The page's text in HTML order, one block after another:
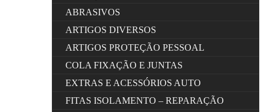
ABRASIVOS
ARTIGOS DIVERSOS
ARTIGOS PROTEÇÃO PESSOAL
COLA FIXAÇÃO E JUNTAS
EXTRAS E ACESSÓRIOS AUTO
FITAS ISOLAMENTO – REPARAÇÃO